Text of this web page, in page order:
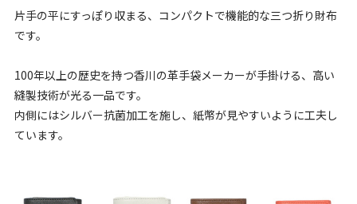
片手の平にすっぽり収まる、コンパクトで機能的な三つ折り財布
です。
100年以上の歴史を持つ香川の革手袋メーカーが手掛ける、高い
縫製技術が光る一品です。
内側にはシルバー抗菌加工を施し、紙幣が見やすいように工夫し
ています。